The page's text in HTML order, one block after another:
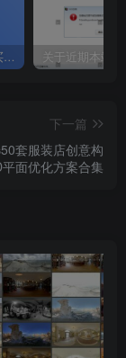
致近期网站付费购买资源及会员用户后，网页显示依然没有购买解决方法！
下一篇
套服装店创意构
面优化方案合集